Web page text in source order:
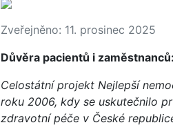
Zveřejněno: 11. prosinec 2025
Důvěra pacientů i
Celostátní projekt Nejlepší
roku 2006, kdy se uskutečnilo
zdravotní péče v České